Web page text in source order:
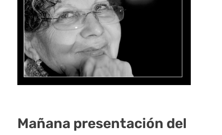
Mañana presentación del